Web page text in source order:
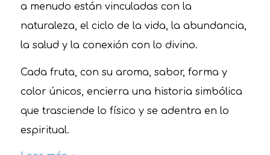
a menudo están vinculadas con la
naturaleza, el ciclo de la vida, la abundancia,
la salud y la conexión con lo divino.
Cada fruta, con su aroma, sabor, forma y
color únicos, encierra una historia simbólica
que trasciende lo físico y se adentra en lo
espiritual.